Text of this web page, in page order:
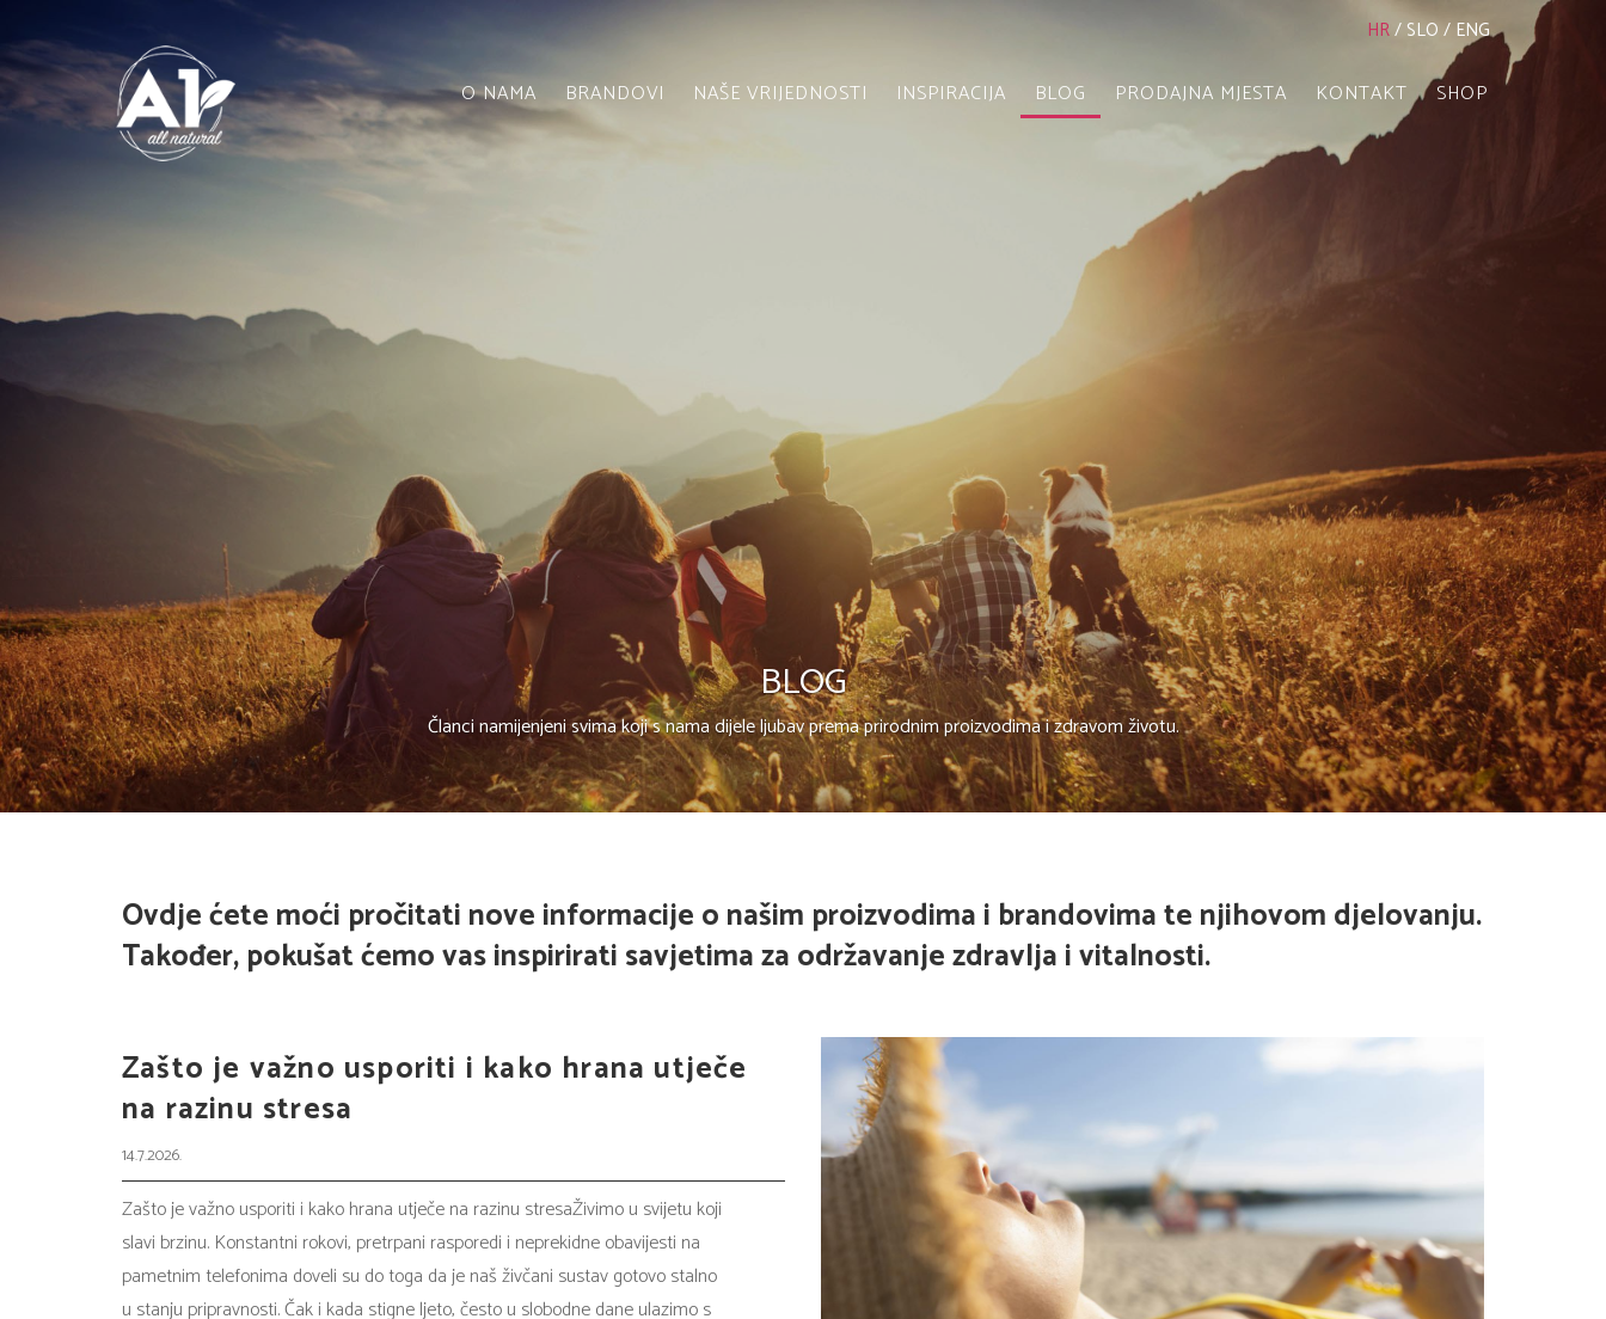
HR/SLO / ENG
O NAMA BRANDOVI NAŠE VRIJEDNOSTI INSPIRACIJA BLOG PRODAJNA MJESTA KONTAKT SHOP
BLOG
Članci namijenjeni svima koji s nama dijele ljubav prema prirodnim proizvodima i zdravom životu.
Ovdje ćete moći pročitati nove informacije o našim proizvodima i brandovima te njihovom djelovanju.
Također, pokušat ćemo vas inspirirati savjetima za održavanje zdravlja i vitalnosti.
Zašto je važno usporiti i kako hrana utječe
na razinu stresa
14.7.2026.
Zašto je važno usporiti i kako hrana utječe na razinu stresaŽivimo u svijetu koji
slavi brzinu. Konstantni rokovi, pretrpani rasporedi i neprekidne obavijesti na
pametnim telefonima doveli su do toga da je naš živčani sustav gotovo stalno
u stanju pripravnosti. Čak i kada stigne ljeto, često u slobodne dane ulazimo s